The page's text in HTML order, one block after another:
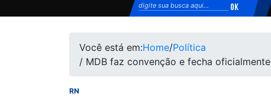
Você está em:Home/Política
/ MDB faz convenção e fecha
RN